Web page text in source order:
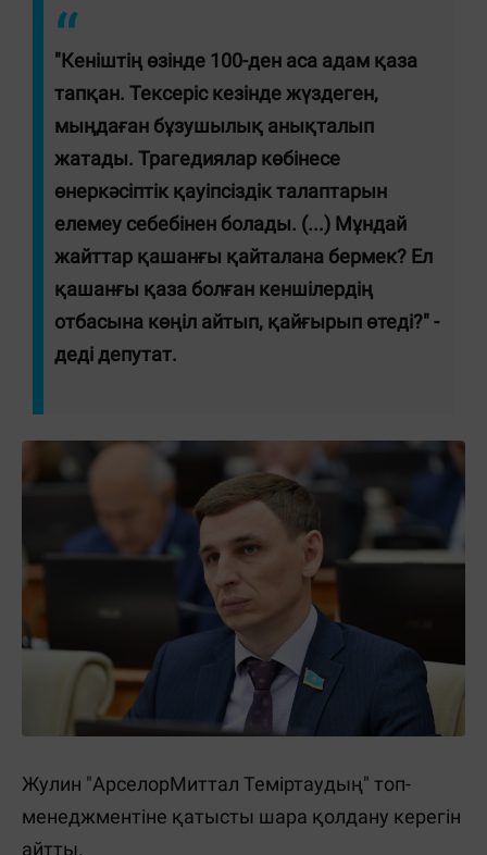
"Кеніштің өзінде 100-ден аса адам қаза
тапқан. Тексеріс кезінде жүздеген,
мыңдаған бұзушылық анықталып
жатады. Трагедиялар көбінесе
өнеркәсіптік қауіпсіздік талаптарын
елемеу себебінен болады. (...) Мұндай
жайттар қашанғы қайталана бермек? Ел
қашанғы қаза болған кеншілердің
отбасына көңіл айтып, қайғырып өтеді?" -
деді депутат.
Жулин "АрселорМиттал Теміртаудың" топ-
менеджментіне қатысты шара қолдану керегін
айтты.